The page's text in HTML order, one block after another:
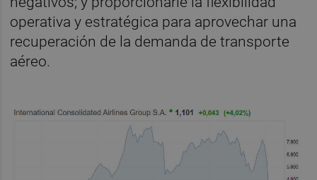
operativa y estratégica para aprovechar una
recuperación de la demanda de transporte
aéreo.